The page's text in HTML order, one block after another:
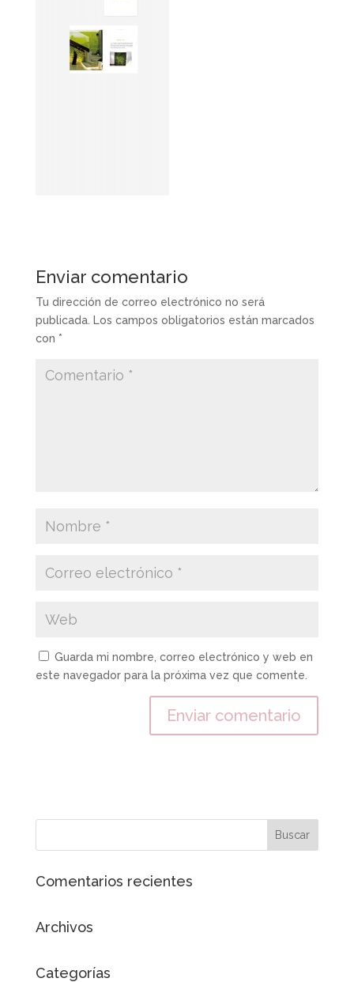
Enviar comentario
Tu dirección de correo electrónico no será
publicada. Los campos obligatorios están marcados
con *
Guarda mi nombre, correo electrónico y web en
este navegador para la próxima vez que comente.
Comentarios recientes
Archivos
Categorías